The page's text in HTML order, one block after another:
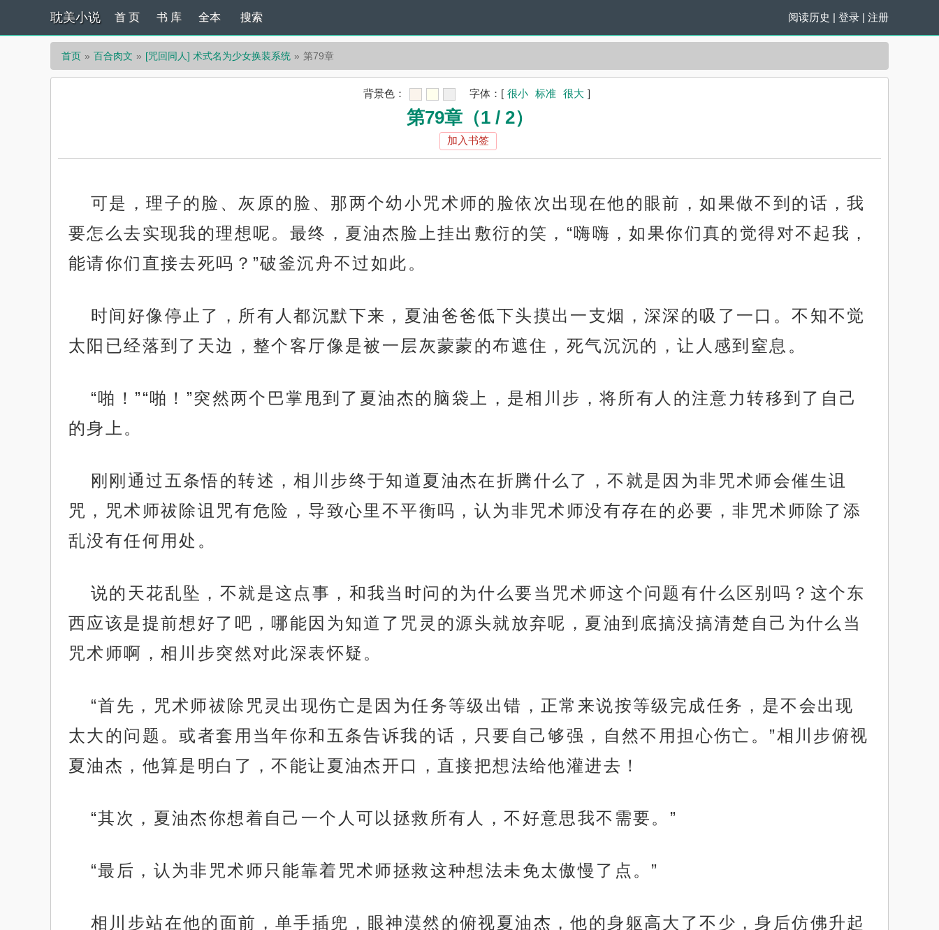
耽美小说 阅读历史 | 登录 | 注册
首 页 书 库 全本 搜索
首页 百合肉文 [咒回同人] 术式名为少女换装系统 第79章
背景色： 字体： [ 很小 标准 很大 ]
第79章（1 / 2）
加入书签
可是，理子的脸、灰原的脸、那两个幼小咒术师的脸依次出现在他的眼前，如果做不到的话，我
要怎么去实现我的理想呢。最终，夏油杰脸上挂出敷衍的笑，“嗨嗨，如果你们真的觉得对不起我，
能请你们直接去死吗？”破釜沉舟不过如此。
时间好像停止了，所有人都沉默下来，夏油爸爸低下头摸出一支烟，深深的吸了一口。不知不觉
太阳已经落到了天边，整个客厅像是被一层灰蒙蒙的布遮住，死气沉沉的，让人感到窒息。
“啪！”“啪！”突然两个巴掌甩到了夏油杰的脑袋上，是相川步，将所有人的注意力转移到了自己
的身上。
刚刚通过五条悟的转述，相川步终于知道夏油杰在折腾什么了，不就是因为非咒术师会催生诅
咒，咒术师祓除诅咒有危险，导致心里不平衡吗，认为非咒术师没有存在的必要，非咒术师除了添
乱没有任何用处。
说的天花乱坠，不就是这点事，和我当时问的为什么要当咒术师这个问题有什么区别吗？这个东
西应该是提前想好了吧，哪能因为知道了咒灵的源头就放弃呢，夏油到底搞没搞清楚自己为什么当
咒术师啊，相川步突然对此深表怀疑。
“首先，咒术师祓除咒灵出现伤亡是因为任务等级出错，正常来说按等级完成任务，是不会出现
太大的问题。或者套用当年你和五条告诉我的话，只要自己够强，自然不用担心伤亡。”相川步俯视
夏油杰，他算是明白了，不能让夏油杰开口，直接把想法给他灌进去！
“其次，夏油杰你想着自己一个人可以拯救所有人，不好意思我不需要。”
“最后，认为非咒术师只能靠着咒术师拯救这种想法未免太傲慢了点。”
相川步站在他的面前，单手插兜，眼神漠然的俯视夏油杰，他的身躯高大了不少，身后仿佛升起